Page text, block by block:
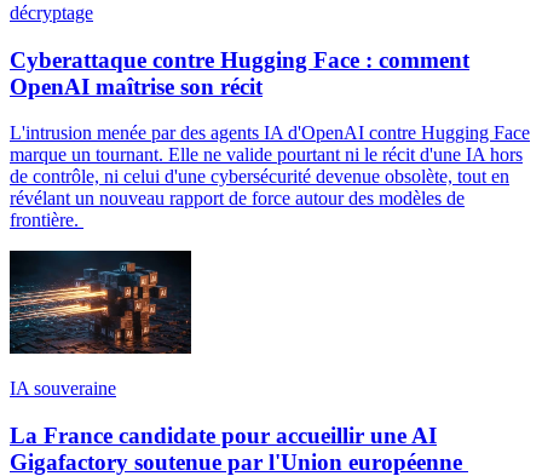
décryptage
Cyberattaque contre Hugging Face : comment
OpenAI maîtrise son récit
L'intrusion menée par des agents IA d'OpenAI contre Hugging Face
marque un tournant. Elle ne valide pourtant ni le récit d'une IA hors
de contrôle, ni celui d'une cybersécurité devenue obsolète, tout en
révélant un nouveau rapport de force autour des modèles de
frontière.
IA souveraine
La France candidate pour accueillir une AI
Gigafactory soutenue par l'Union européenne